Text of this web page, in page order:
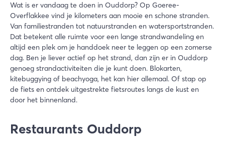
Wat is er vandaag te doen in Ouddorp? Op Goeree-
Overflakkee vind je kilometers aan mooie en schone stranden.
Van familiestranden tot natuurstranden en watersportstranden.
Dat betekent alle ruimte voor een lange strandwandeling en
altijd een plek om je handdoek neer te leggen op een zomerse
dag. Ben je liever actief op het strand, dan zijn er in Ouddorp
genoeg strandactiviteiten die je kunt doen. Blokarten,
kitebuggying of beachyoga, het kan hier allemaal. Of stap op
de fiets en ontdek uitgestrekte fietsroutes langs de kust en
door het binnenland.
Restaurants Ouddorp